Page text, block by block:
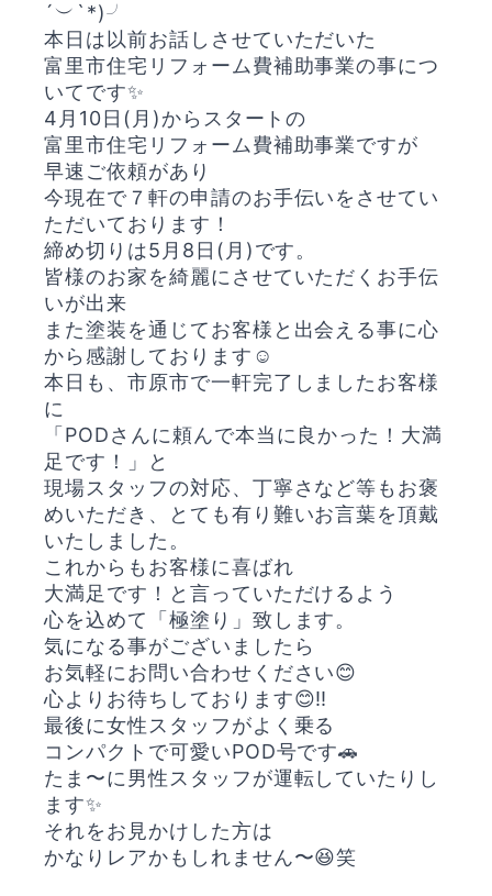
´︶`*)╯
本日は以前お話しさせていただいた
富里市住宅リフォーム費補助事業の事につ
いてです✨
4月10日(月)からスタートの
富里市住宅リフォーム費補助事業ですが
早速ご依頼があり
今現在で７軒の申請のお手伝いをさせてい
ただいております！
締め切りは5月8日(月)です。
皆様のお家を綺麗にさせていただくお手伝
いが出来
また塗装を通じてお客様と出会える事に心
から感謝しております☺️
本日も、市原市で一軒完了しましたお客様
に
「PODさんに頼んで本当に良かった！大満
足です！」と
現場スタッフの対応、丁寧さなど等もお褒
めいただき、とても有り難いお言葉を頂戴
いたしました。
これからもお客様に喜ばれ
大満足です！と言っていただけるよう
心を込めて「極塗り」致します。
気になる事がございましたら
お気軽にお問い合わせください😊
心よりお待ちしております😊‼️
最後に女性スタッフがよく乗る
コンパクトで可愛いPOD号です🚗
たま〜に男性スタッフが運転していたりし
ます✨
それをお見かけした方は
かなりレアかもしれません〜😆笑